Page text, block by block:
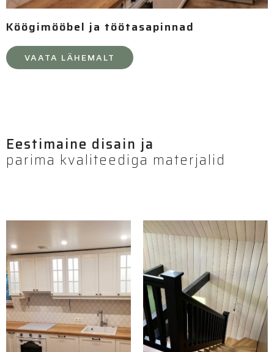
Köögimööbel ja töötasapinnad
VAATA LÄHEMALT
Eestimaine disain ja
parima kvaliteediga materjalid